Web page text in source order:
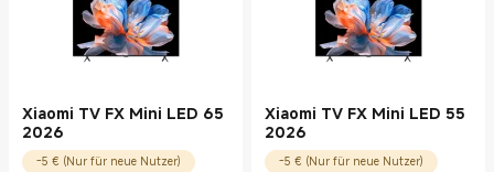
Xiaomi TV FX Mini LED 65
2026
-5 € (Nur für neue Nutzer)
Xiaomi TV FX Mini LED 55
2026
-5 € (Nur für neue Nutzer)